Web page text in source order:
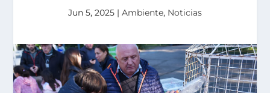
Jun 5, 2025 | Ambiente, Noticias